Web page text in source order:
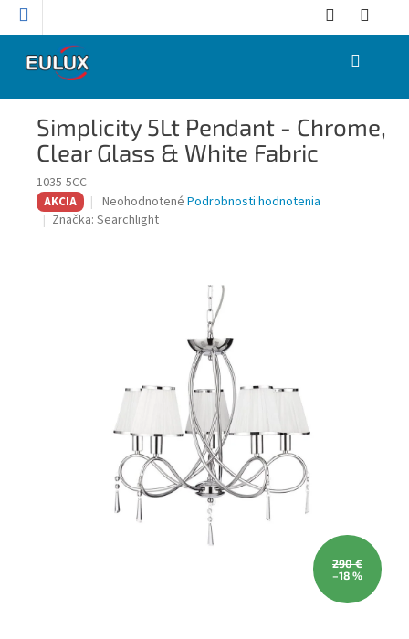
Prejsť
NÁKUPNÝ
Simplicity 5Lt Pendant - Chrome,
Clear Glass & White Fabric
1035-5CC
AKCIA
Priemerné
hodnotenie
Neohodnotené Podrobnosti hodnotenia
Značka: Searchlight
290 €
–18 %